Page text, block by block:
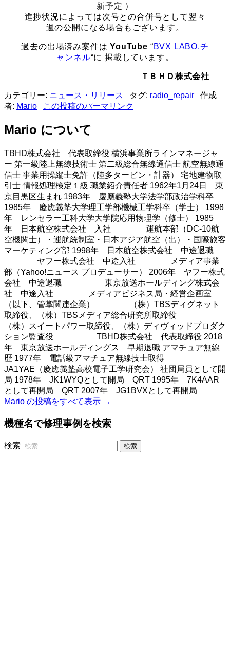
新予定 ）
進捗状況によっては次号との合併号として翌々
週の公開になる場合もございます。
過去の出場済み案件はYouTube “BVX LABO.チ
ャンネル“に 掲載しています。
ＴＢＨＤ株式会社
カテゴリー: ニュース・リリース タグ: radio_repair 作成
者: Mario この投稿のパーマリンク
Mario について
TBHD株式会社 代表取締役 横浜事業所ラインマネージャ
ー 第一級陸上無線技術士 第二級総合無線通信士 航空無線通
信士 事業用操縦士免許（陸多タービン・計器） 宅地建物取
引士 情報処理検定１級 職業紹介責任者 1962年1月24日 東
京目黒区生まれ 1983年 慶應義塾大学法学部政治学科卒
1985年 慶應義塾大学理工学部機械工学科卒（学士） 1998
年 レンセラー工科大学大学院応用物理学（修士） 1985
年 日本航空株式会社 入社 運航本部（DC-10航
空機関士）・運航統制室・日本アジア航空（出）・国際旅客
マーケティング部 1998年 日本航空株式会社 中途退職
ヤフー株式会社 中途入社 メディア事業
部（Yahoo!ニュース プロデューサー） 2006年 ヤフー株式
会社 中途退職 東京放送ホールディング株式会
社 中途入社 メディアビジネス局・経営企画室
（以下、管掌関連企業） （株）TBSディグネット
取締役、（株）TBSメディア総合研究所取締役
（株）スイートパワー取締役、（株）ディヴィッドプロダク
ション監査役 TBHD株式会社 代表取締役 2018
年 東京放送ホールディングス 早期退職 アマチュア無線
歴 1977年 電話級アマチュア無線技士取得
JA1YAE（慶應義塾高校電子工学研究会） 社団局員として開
局 1978年 JK1WYQとして開局 QRT 1995年 7K4AAR
として再開局 QRT 2007年 JG1BVXとして再開局
Mario の投稿をすべて表示 →
機種名で修理事例を検索
検索